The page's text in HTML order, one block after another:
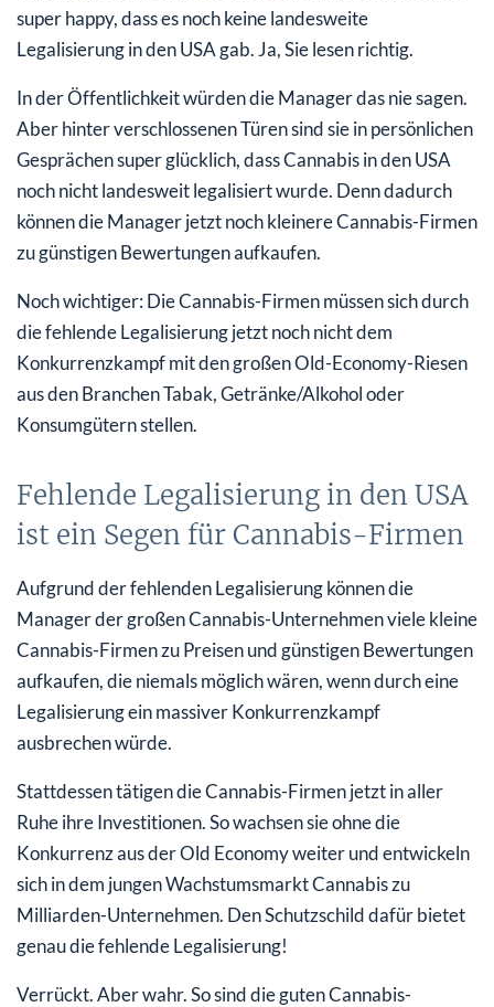
super happy, dass es noch keine landesweite
Legalisierung in den USA gab. Ja, Sie lesen richtig.
In der Öffentlichkeit würden die Manager das nie sagen.
Aber hinter verschlossenen Türen sind sie in persönlichen
Gesprächen super glücklich, dass Cannabis in den USA
noch nicht landesweit legalisiert wurde. Denn dadurch
können die Manager jetzt noch kleinere Cannabis-Firmen
zu günstigen Bewertungen aufkaufen.
Noch wichtiger: Die Cannabis-Firmen müssen sich durch
die fehlende Legalisierung jetzt noch nicht dem
Konkurrenzkampf mit den großen Old-Economy-Riesen
aus den Branchen Tabak, Getränke/Alkohol oder
Konsumgütern stellen.
Fehlende Legalisierung in den USA
ist ein Segen für Cannabis-Firmen
Aufgrund der fehlenden Legalisierung können die
Manager der großen Cannabis-Unternehmen viele kleine
Cannabis-Firmen zu Preisen und günstigen Bewertungen
aufkaufen, die niemals möglich wären, wenn durch eine
Legalisierung ein massiver Konkurrenzkampf
ausbrechen würde.
Stattdessen tätigen die Cannabis-Firmen jetzt in aller
Ruhe ihre Investitionen. So wachsen sie ohne die
Konkurrenz aus der Old Economy weiter und entwickeln
sich in dem jungen Wachstumsmarkt Cannabis zu
Milliarden-Unternehmen. Den Schutzschild dafür bietet
genau die fehlende Legalisierung!
Verrückt. Aber wahr. So sind die guten Cannabis-